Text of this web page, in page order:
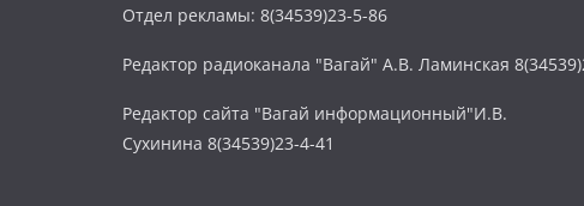
Отдел рекламы: 8(34539)23-5-86
Редактор радиоканала "Вагай" А.В. Ламинская
Редактор сайта "Вагай информационный"И.В.
Сухинина 8(34539)23-4-41